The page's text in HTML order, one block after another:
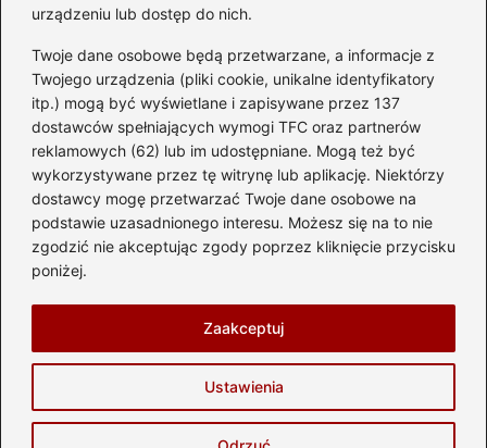
urządzeniu lub dostęp do nich.
Twoje dane osobowe będą przetwarzane, a informacje z
Twojego urządzenia (pliki cookie, unikalne identyfikatory
itp.) mogą być wyświetlane i zapisywane przez 137
dostawców spełniających wymogi TFC oraz partnerów
reklamowych (62) lub im udostępniane. Mogą też być
wykorzystywane przez tę witrynę lub aplikację. Niektórzy
dostawcy mogę przetwarzać Twoje dane osobowe na
podstawie uzasadnionego interesu. Możesz się na to nie
zgodzić nie akceptując zgody poprzez kliknięcie przycisku
poniżej.
Ustawienia
Zaakceptuj
Kategorie
Akumulator(74)
Benzyna i Diesel(87)
Motocykle(49)
Opony(81)
Prawo jazdy(77)
Samochody(237)
Silnik(83)
Copyright © 2026 automotostrefa.pl
Prywatność
Zasady użytkowania
Napisz do nas